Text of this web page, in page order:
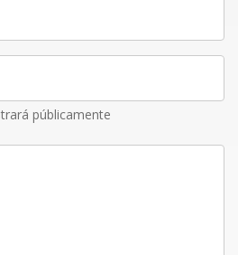
públicamente